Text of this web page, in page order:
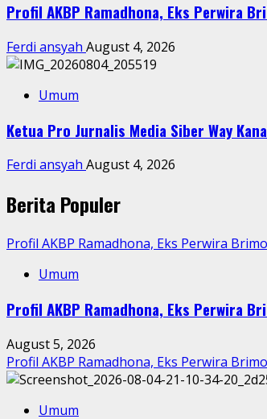
Profil AKBP Ramadhona, Eks Perwira
Ferdi ansyah August 4, 2026
Umum
Ketua Pro Jurnalis Media Siber Way
Ferdi ansyah August 4, 2026
Berita Populer
Profil AKBP Ramadhona, Eks Perwira
Umum
Profil AKBP Ramadhona, Eks Perwira
August 5, 2026
Profil AKBP Ramadhona, Eks Perwira
Umum